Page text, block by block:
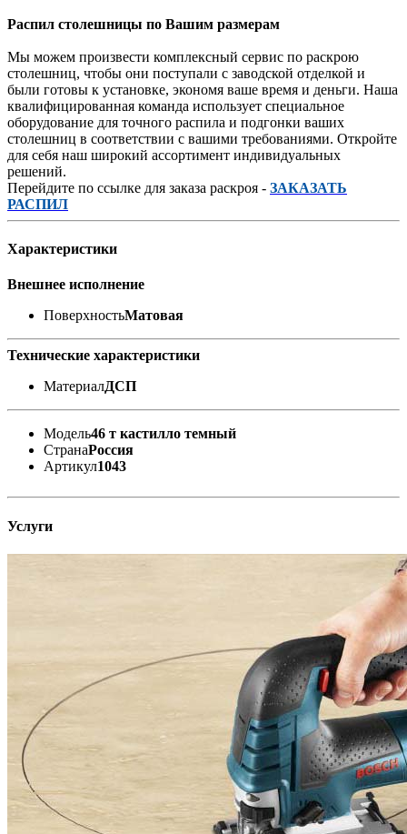
Распил столешницы по Вашим размерам
Мы можем произвести комплексный сервис по раскрою
столешниц, чтобы они поступали с заводской отделкой и
были готовы к установке, экономя ваше время и деньги. Наша
квалифицированная команда использует специальное
оборудование для точного распила и подгонки ваших
столешниц в соответствии с вашими требованиями. Откройте
для себя наш широкий ассортимент индивидуальных
решений.
Перейдите по ссылке для заказа раскроя - ЗАКАЗАТЬ
РАСПИЛ
Характеристики
Внешнее исполнение
ПоверхностьМатовая
Технические характеристики
МатериалДСП
Модель46 т кастилло темный
СтранаРоссия
Артикул1043
Услуги